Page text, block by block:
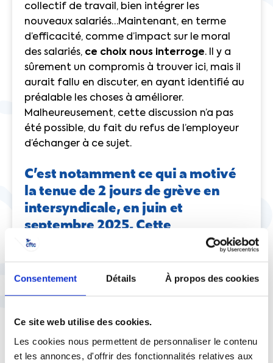
Consentement Détails À propos des cookies
Ce site web utilise des cookies.
Les cookies nous permettent de personnaliser le contenu
et les annonces, d'offrir des fonctionnalités relatives aux
collectif de travail, bien intégrer les
nouveaux salariés…Maintenant, en terme
d’efficacité, comme d’impact sur le moral
des salariés, ce choix nous interroge. Il y a
sûrement un compromis à trouver ici, mais il
aurait fallu en discuter, en ayant identifié au
préalable les choses à améliorer.
Malheureusement, cette discussion n’a pas
été possible, du fait du refus de l’employeur
d’échanger à ce sujet.
C’est notamment ce qui a motivé
la tenue de 2 jours de grève en
intersyndicale, en juin et
septembre 2025. Cette
mobilisation a-t-elle payé ?
26 septembre avec la DRH du groupe, puis le
9 octobre, avec le Directeur Général,
sujet.